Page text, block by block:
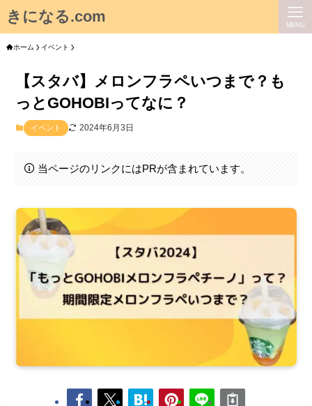
きになる.com MENU
ホーム イベント
【スタバ】メロンフラペいつまで？も
っとGOHOBIってなに？
イベント 2024年6月3日
当ページのリンクにはPRが含まれています。